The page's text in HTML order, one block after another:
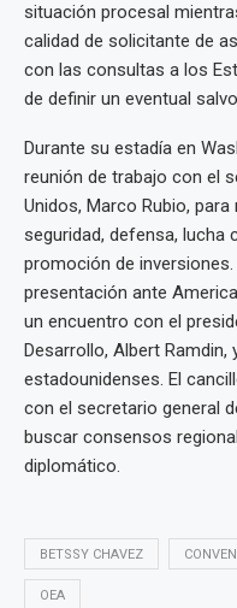
situación procesal
calidad de solicitante de
con las consultas a los
de definir un eventual
Durante su estadía en
reunión de trabajo con el
Unidos, Marco Rubio,
seguridad, defensa, lucha
promoción de
presentación ante
un encuentro con el
Desarrollo, Albert
estadounidenses. El
con el secretario general
buscar consensos
diplomático.
BETSSY CHAVEZ
OEA